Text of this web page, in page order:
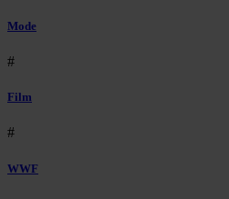
Mode
#
Film
#
WWF